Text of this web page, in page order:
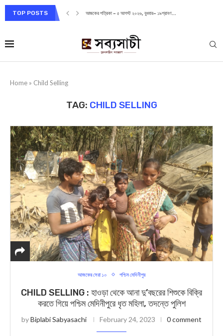
TOP POSTS আজকের পত্রিকা – ৫ আগস্ট ২০২৬, বুধবার– ১৯শ্রাবণ...
Home » Child Selling
TAG: CHILD SELLING
আজকের সেরা ১০ পশ্চিম মেদিনীপুর
CHILD SELLING : হাওড়া থেকে আনা দু’বছরের শিশুকে বিক্রি
করতে গিয়ে পশ্চিম মেদিনীপুরে ধৃত মহিলা, তদন্তে পুলিশ
byBiplabi Sabyasachi February 24, 2023 0 comment